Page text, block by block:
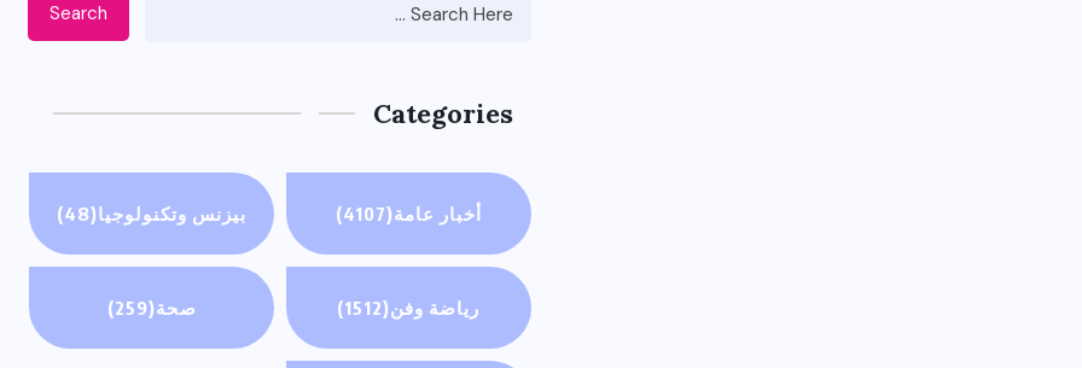
Search
Categories
أخبار عامة(4107) بيزنس وتكنولوجيا(48)
رياضة وفن(1512) صحة(259)